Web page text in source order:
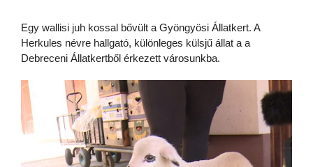
Egy wallisi juh kossal bővült a Gyöngyösi Állatkert. A
Herkules névre hallgató, különleges külsjű állat a a
Debreceni Állatkertből érkezett városunkba.